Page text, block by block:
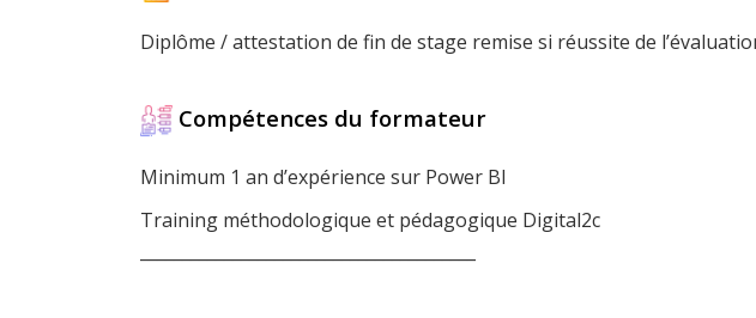
Diplôme / attestation de fin de stage remise si réussite de
Compétences du formateur
Minimum 1 an d’expérience sur Power BI
Training méthodologique et pédagogique Digital2c